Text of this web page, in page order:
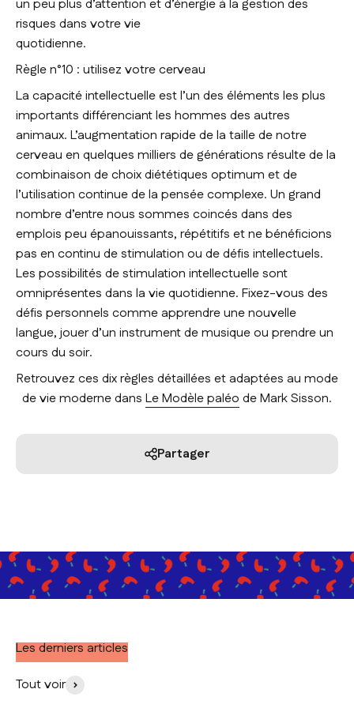
un peu plus d’attention et d’énergie à la gestion des
risques dans votre vie
quotidienne.
Règle n°10 : utilisez votre cerveau
La capacité intellectuelle est l’un des éléments les plus
importants différenciant les hommes des autres
animaux. L’augmentation rapide de la taille de notre
cerveau en quelques milliers de générations résulte de la
combinaison de choix diététiques optimum et de
l’utilisation continue de la pensée complexe. Un grand
nombre d’entre nous sommes coincés dans des
emplois peu épanouissants, répétitifs et ne bénéficions
pas en continu de stimulation ou de défis intellectuels.
Les possibilités de stimulation intellectuelle sont
omniprésentes dans la vie quotidienne. Fixez-vous des
défis personnels comme apprendre une nouvelle
langue, jouer d’un instrument de musique ou prendre un
cours du soir.
Retrouvez ces dix règles détaillées et adaptées au mode
de vie moderne dans Le Modèle paléo de Mark Sisson.
Partager
Les derniers articles
Tout voir